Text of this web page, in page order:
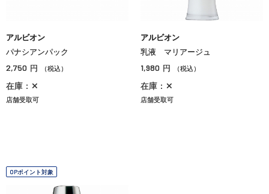
アルビオン
パナシアンパック
2,750 円 （税込）
在庫：✕
店舗受取可
アルビオン
乳液 マリアージュ
1,980 円 （税込）
在庫：✕
店舗受取可
OPポイント対象